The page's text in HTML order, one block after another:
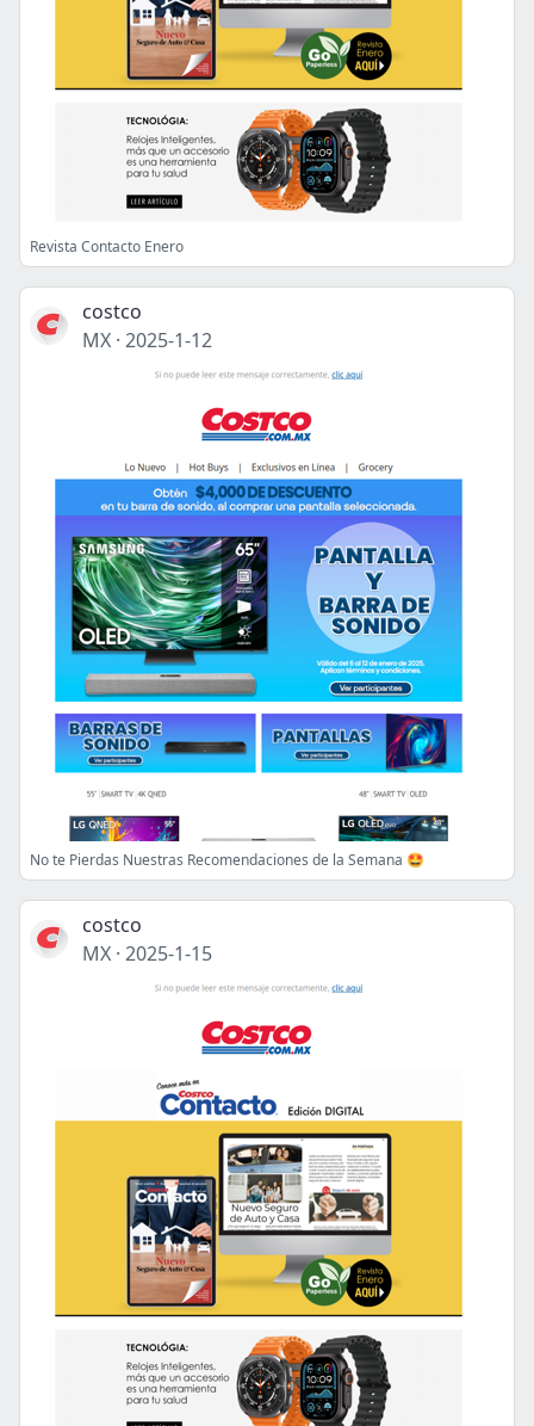
Revista Contacto Enero
costco
MX · 2025-1-12
No te Pierdas Nuestras Recomendaciones de la Semana 🤩
costco
MX · 2025-1-15